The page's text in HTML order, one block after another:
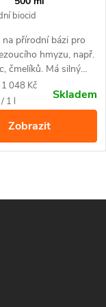
000 mg/kg,
biocid
na přírodní bázi pro
hmyzu, např.
čmelíků. Má silný
účinek s
biocidním effektem.
Měrná
cena:
1 048 Kč
/ 1 l
Skladem
Zobrazit